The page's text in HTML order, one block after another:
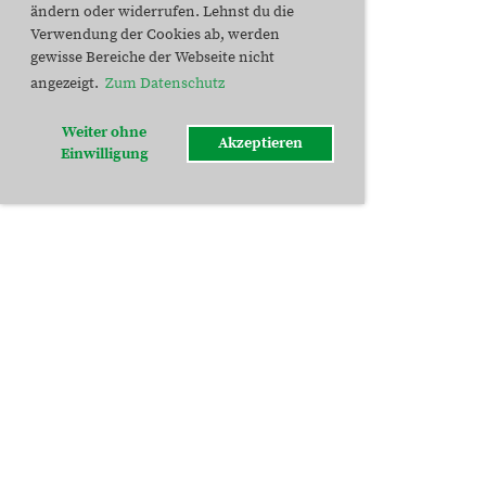
ändern oder widerrufen. Lehnst du die
Verwendung der Cookies ab, werden
gewisse Bereiche der Webseite nicht
angezeigt. Zum Datenschutz
Weiter ohne
Einwilligung
Akzeptieren